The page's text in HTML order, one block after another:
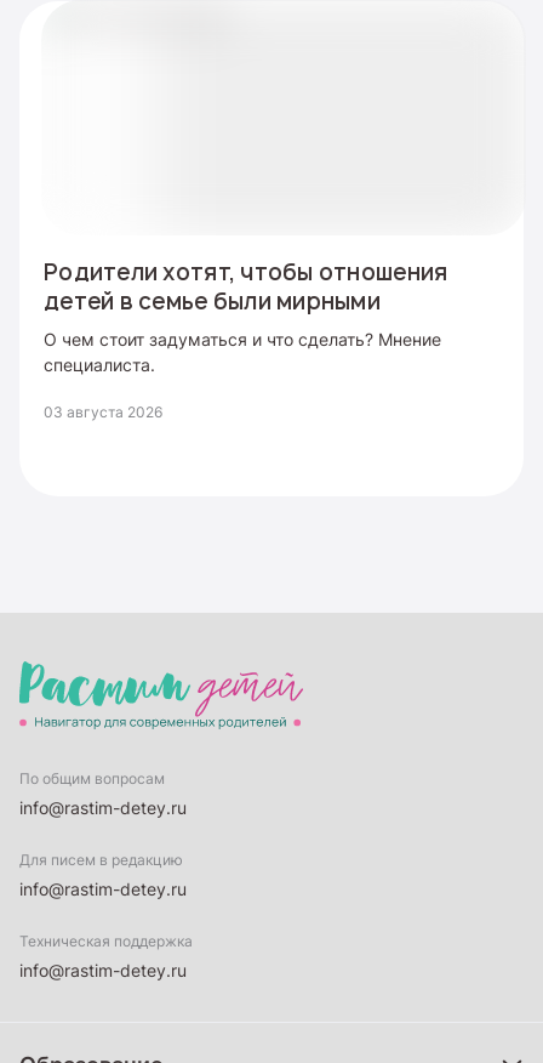
Родители хотят, чтобы отношения
детей в семье были мирными
О чем стоит задуматься и что сделать? Мнение
специалиста.
03 августа 2026
По общим вопросам
info@rastim-detey.ru
Для писем в редакцию
info@rastim-detey.ru
Техническая поддержка
info@rastim-detey.ru